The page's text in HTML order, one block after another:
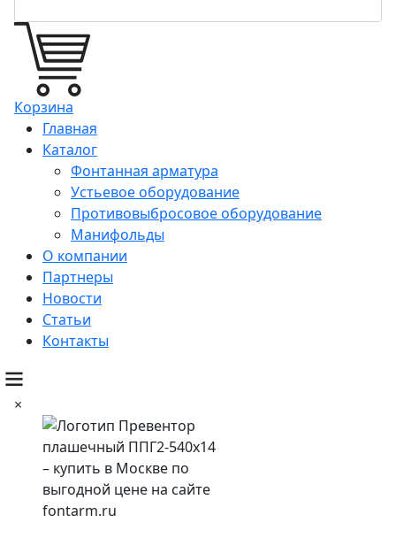
Корзина
Главная
Каталог
Фонтанная арматура
Устьевое оборудование
Противовыбросовое оборудование
Манифольды
О компании
Партнеры
Новости
Статьи
Контакты
×